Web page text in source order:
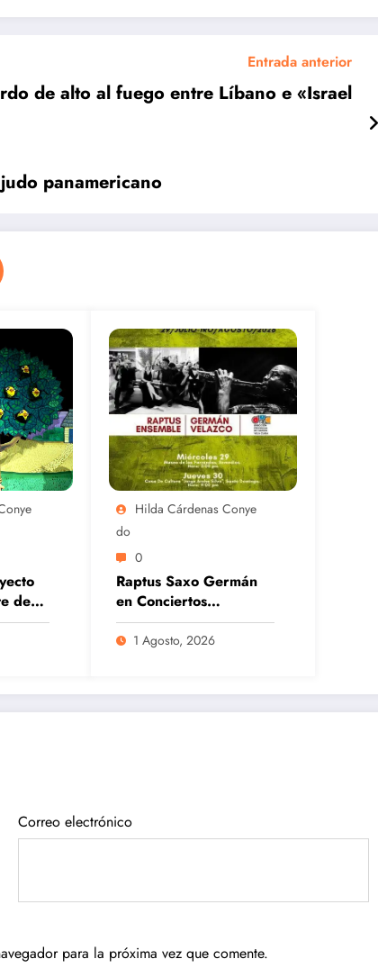
Entrada anterior
de alto al fuego entre Líbano e «Israel
panamericano
de
Hilda Cárdenas Conye
Do
0
Raptus Saxo Germán
en Conciertos
Compartidos
1 Agosto, 2026
Correo electrónico
para la próxima vez que comente.
de
este martes
Séptima
jornada de
dos plata el
remo de
Santo
Domingo
2026
el sóftbol
femenino de
Domingo
Publican
el
comercio
Ocurre